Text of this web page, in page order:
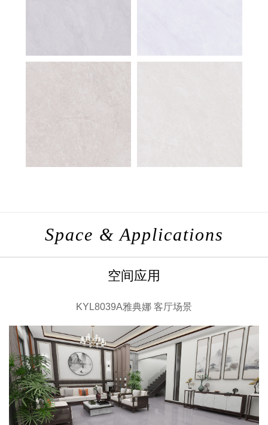
Space & Applications
空间应用
KYL8039A雅典娜 客厅场景